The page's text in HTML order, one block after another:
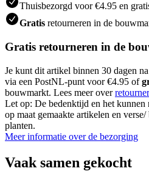
Thuisbezorgd voor €4.95 en
Gratis retourneren in de
Gratis retourneren in de
Je kunt dit artikel binnen 30 dagen
via een PostNL-punt voor €4.95 of
bouwmarkt. Lees meer over
Let op: De bedenktijd en het kunnen
op maat gemaakte artikelen en
planten.
Meer informatie over de bezorging
Vaak samen gekocht